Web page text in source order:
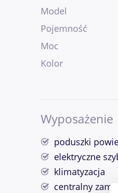
Model
Pojemność
Moc
Kolor
Wyposażenie
poduszki
elektryczne
klimatyzacja
centralny zamek